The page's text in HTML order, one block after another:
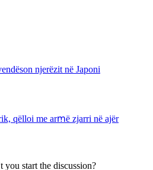
njerëzit në Japoni
qëlloi me arꭑë zjarri në ajër
you start the discussion?